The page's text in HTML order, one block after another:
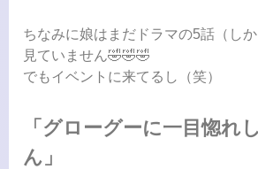
ちなみに娘はまだドラマの5話（し
見ていません🤣🤣🤣
でもイベントに来てるし（笑）
「グローグーに一目惚れ
ん」